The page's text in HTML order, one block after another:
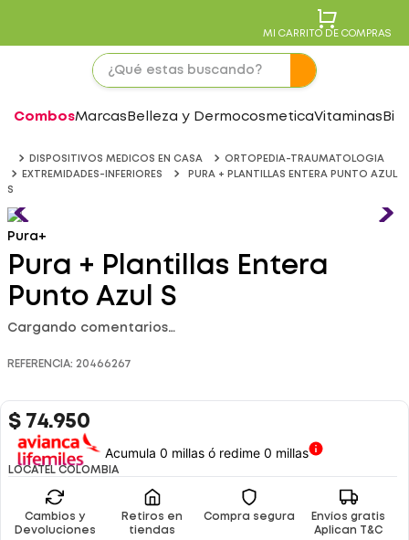
MI CARRITO DE COMPRAS
CombosMarcas Belleza y DermocosmeticaVitaminas
DISPOSITIVOS MEDICOS EN CASA
ORTOPEDIA-TRAUMATOLOGIA
EXTREMIDADES-INFERIORES
PURA + PLANTILLAS ENTERA PUNTO AZUL
S
Pura+
Pura + Plantillas Entera
Punto Azul S
Cargando comentarios…
REFERENCIA: 20466267
$ 74.950
Acumula 0 millas ó redime 0 millas
LOCATEL COLOMBIA
Cambios y
Devoluciones
Retiros en
tiendas
Compra segura
Envíos gratis
Aplican T&C